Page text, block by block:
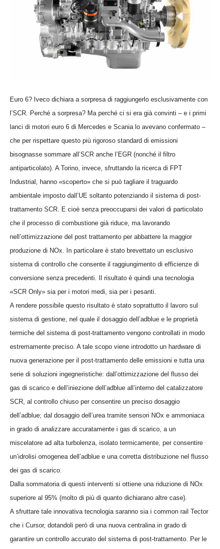
Euro 6? Iveco dichiara a sorpresa di raggiungerlo esclusivamente con
l’SCR. Perché a sorpresa? Ma perché ci si era già convinti – e i primi
lanci di motori euro 6 di Mercedes e Scania lo avevano confermato –
che per rispettare questo più rigoroso standard di emissioni
bisognasse sommare all’SCR anche l’EGR (nonché il filtro
antiparticolato). A Torino, invece, sfruttando la ricerca di FPT
Industrial, hanno «scoperto» che si può tagliare il traguardo
ambientale imposto dall’UE soltanto potenziando il sistema di post-
trattamento SCR. E cioè senza preoccuparsi dei valori di particolato
che il processo di combustione già riduce, ma lavorando
nell’ottimizzazione del post trattamento per abbattere la maggior
produzione di NOx. In particolare è stato brevettato un esclusivo
sistema di controllo che consente il raggiungimento di efficienze di
conversione senza precedenti. Il risultato è quindi una tecnologia
«SCR Only» sia per i motori medi, sia per i pesanti.
A rendere possibile questo risultato è stato soprattutto il lavoro sul
sistema di gestione, nel quale il dosaggio dell’adblue e le proprietà
termiche del sistema di post-trattamento vengono controllati in modo
estremamente preciso. A tale scopo viene introdotto un hardware di
nuova generazione per il post-trattamento delle emissioni e tutta una
serie di soluzioni ingegneristiche: dall’ottimizzazione del flusso dei
gas di scarico e dell’iniezione dell’adblue all’interno del catalizzatore
SCR, al controllo chiuso per consentire un preciso dosaggio
dell’adblue; dal dosaggio dell’urea tramite sensori NOx e ammoniaca
in grado di analizzare accuratamente i gas di scarico, a un
miscelatore ad alta turbolenza, isolato termicamente, per consentire
un’idrolisi omogenea dell’adblue e una corretta distribuzione nel flusso
dei gas di scarico.
Dalla sommatoria di questi interventi si ottiene una riduzione di NOx
superiore al 95% (molto di più di quanto dichiarano altre case).
A sfruttare tale innovativa tecnologia saranno sia i common rail Tector
che i Cursor, dotandoli però di una nuova centralina in grado di
garantire un controllo accurato del sistema di post-trattamento. Per le